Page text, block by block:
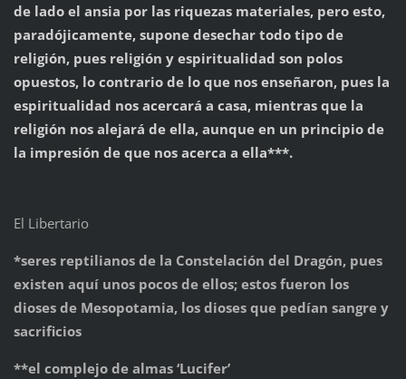
de lado el ansia por las riquezas materiales, pero esto,
paradójicamente, supone desechar todo tipo de
religión, pues religión y espiritualidad son polos
opuestos, lo contrario de lo que nos enseñaron, pues la
espiritualidad nos acercará a casa, mientras que la
religión nos alejará de ella, aunque en un principio de
la impresión de que nos acerca a ella***.
El Libertario
*seres reptilianos de la Constelación del Dragón, pues
existen aquí unos pocos de ellos; estos fueron los
dioses de Mesopotamia, los dioses que pedían sangre y
sacrificios
**el complejo de almas ‘Lucifer’